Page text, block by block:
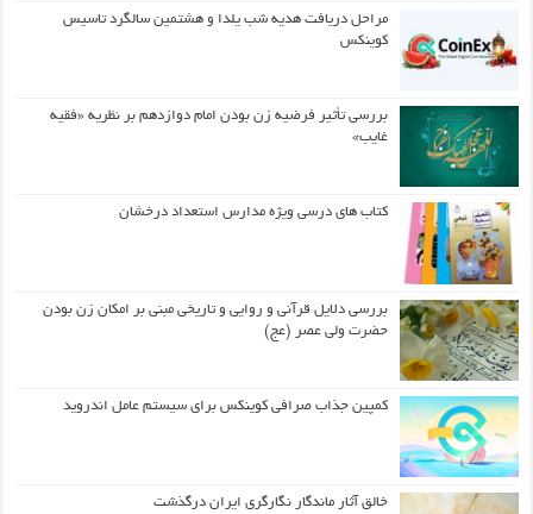
مراحل دریافت هدیه شب یلدا و هشتمین سالگرد تاسیس
کوینکس
بررسی تأثیر فرضیه زن بودن امام دوازدهم بر نظریه «فقیه
غایب»
کتاب های درسی ویژه مدارس استعداد درخشان
بررسی دلایل قرآنی و روایی و تاریخی مبنی بر امکان زن بودن
حضرت ولی عصر (عج)
کمپین جذاب صرافی کوینکس برای سیستم عامل اندروید
خالق آثار ماندگار نگارگری ایران درگذشت